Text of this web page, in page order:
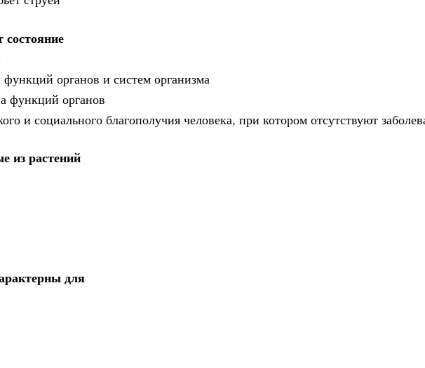
функций органов и систем организма
функций органов
и социального благополучия человека, при котором отсутствуют
из растений
для